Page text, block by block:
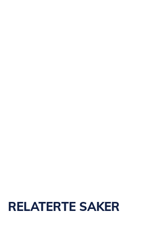
RELATERTE SAKER